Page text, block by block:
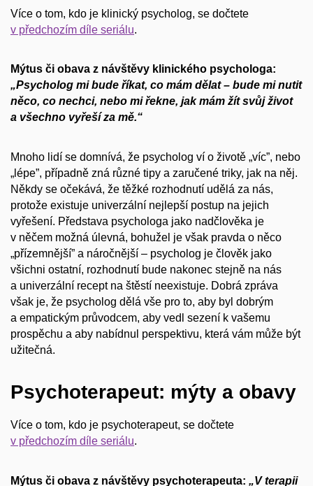
Více o tom, kdo je klinický psycholog, se dočtete
v předchozím díle seriálu.
Mýtus či obava z návštěvy klinického psychologa:
„Psycholog mi bude říkat, co mám dělat–⁠ bude mi nutit
něco, co nechci, nebo mi řekne, jak mám žít svůj život
a všechno vyřeší za mě.“
Mnoho lidí se domnívá, že psycholog ví o životě „víc”, nebo
„lépe”, případně zná různé tipy a zaručené triky, jak na něj.
Někdy se očekává, že těžké rozhodnutí udělá za nás,
protože existuje univerzální nejlepší postup na jejich
vyřešení. Představa psychologa jako nadčlověka je
v něčem možná úlevná, bohužel je však pravda o něco
„přízemnější” a náročnější – psycholog je člověk jako
všichni ostatní, rozhodnutí bude nakonec stejně na nás
a univerzální recept na štěstí neexistuje. Dobrá zpráva
však je, že psycholog dělá vše pro to, aby byl dobrým
a empatickým průvodcem, aby vedl sezení k vašemu
prospěchu a aby nabídnul perspektivu, která vám může být
užitečná.
Psychoterapeut: mýty a obavy
Více o tom, kdo je psychoterapeut, se dočtete
v předchozím díle seriálu.
Mýtus či obava z návštěvy psychoterapeuta: „V terapii